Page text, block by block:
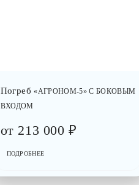
Погреб«АГРОНОМ-5» С БОКОВЫМ
ВХОДОМ
от 213 000₽
ПОДРОБНЕЕ